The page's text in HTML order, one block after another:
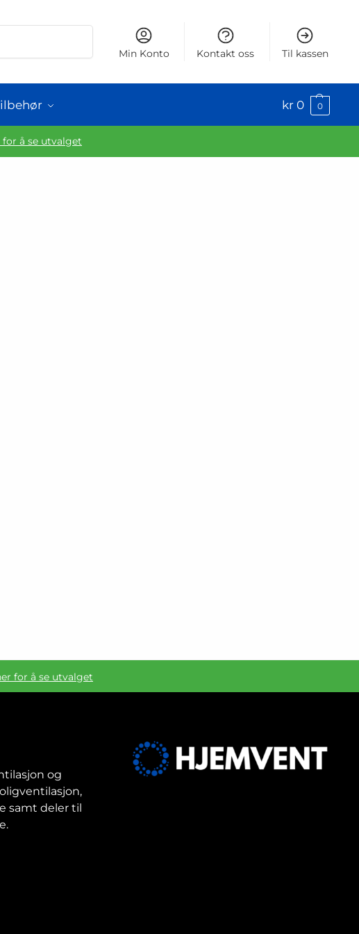
Min Konto Kontakt oss Til kassen
kr 0 0
å se utvalget
for å se utvalget
og
samt deler til